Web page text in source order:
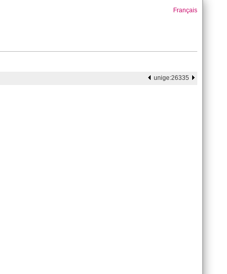
Français
unige:26335